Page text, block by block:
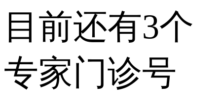
目前还有3个
专家门诊号